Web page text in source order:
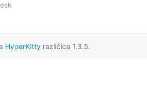
HyperKittyrazličica 1.3.5.